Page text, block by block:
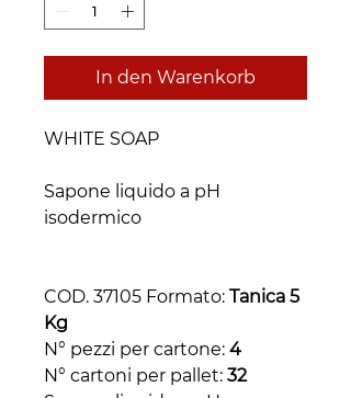
In den Warenkorb
WHITE SOAP
Sapone liquido a pH
isodermico
COD. 37105 Formato: Tanica 5
Kg
N° pezzi per cartone: 4
N° cartoni per pallet: 32